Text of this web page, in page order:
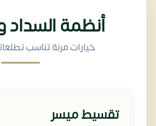
أنظمة السداد
خيارات مرنة تناسب
تقسيط ميسر